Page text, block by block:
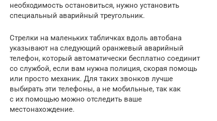
необходимость остановиться, нужно установить
специальный аварийный треугольник.
Стрелки на маленьких табличках вдоль автобана
указывают на следующий оранжевый аварийный
телефон, который автоматически бесплатно соединит
со службой, если вам нужна полиция, скорая помощь
или просто механик. Для таких звонков лучше
выбирать эти телефоны, а не мобильные, так как
с их помощью можно отследить ваше
местонахождение.